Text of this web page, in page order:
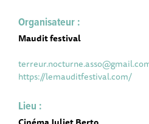
Organisateur :
Maudit festival
https://lemauditfestival.com/
Lieu :